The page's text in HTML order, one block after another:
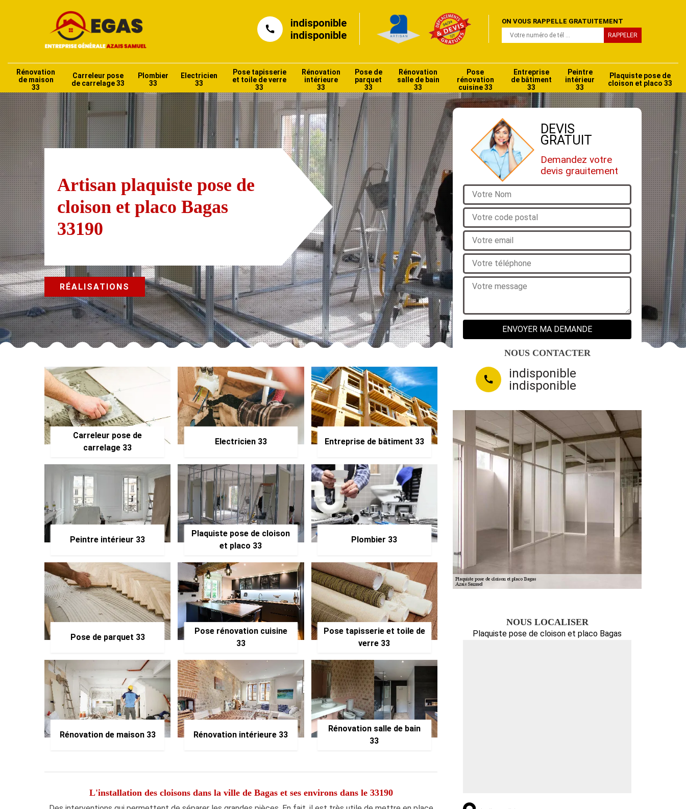
indisponible
indisponible
ON VOUS RAPPELLE GRATUITEMENT
Rénovation
de maison
33
Carreleur pose
de carrelage 33
Plombier
33
Electricien
33
Pose tapisserie
et toile de verre
33
Rénovation
intérieure
33
Pose de
parquet
33
Rénovation
salle de bain
33
Pose
rénovation
cuisine 33
Entreprise
de bâtiment
33
Peintre
intérieur
33
Plaquiste pose de
cloison et placo 33
Artisan plaquiste pose de
cloison et placo Bagas
33190
RÉALISATIONS
Carreleur pose de
carrelage 33
Electricien 33 Entreprise de bâtiment 33
Peintre intérieur 33
Plaquiste pose de cloison
et placo 33
Plombier 33
Pose de parquet 33
Pose rénovation cuisine
33
Pose tapisserie et toile de
verre 33
Rénovation de maison 33 Rénovation intérieure 33
Rénovation salle de bain
33
L'installation des cloisons dans la ville de Bagas et ses environs dans le 33190
DEVIS
GRATUIT
Demandez votre
devis grauitement
NOUS CONTACTER
indisponible
indisponible
NOUS LOCALISER
Plaquiste pose de cloison et placo Bagas